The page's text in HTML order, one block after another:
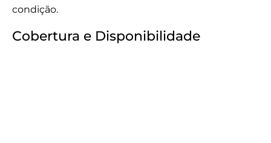
condição.
Cobertura e Disponibilidade